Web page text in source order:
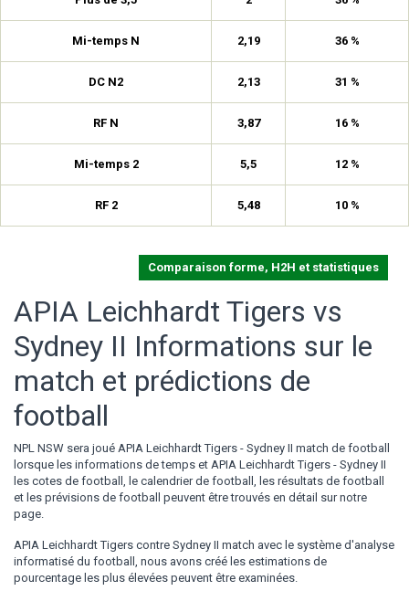
Mi-temps N 2,19 36 %
DC N2 2,13 31 %
RF N 3,87 16 %
Mi-temps 2 5,5 12 %
RF 2 5,48 10 %
Comparaison forme, H2H et statistiques
APIA Leichhardt Tigers vs
Sydney II Informations sur le
match et prédictions de
football
NPL NSW sera joué APIA Leichhardt Tigers - Sydney II match de football
lorsque les informations de temps et APIA Leichhardt Tigers - Sydney II
les cotes de football, le calendrier de football, les résultats de football
et les prévisions de football peuvent être trouvés en détail sur notre
page.
APIA Leichhardt Tigers contre Sydney II match avec le système d'analyse
informatisé du football, nous avons créé les estimations de
pourcentage les plus élevées peuvent être examinées.